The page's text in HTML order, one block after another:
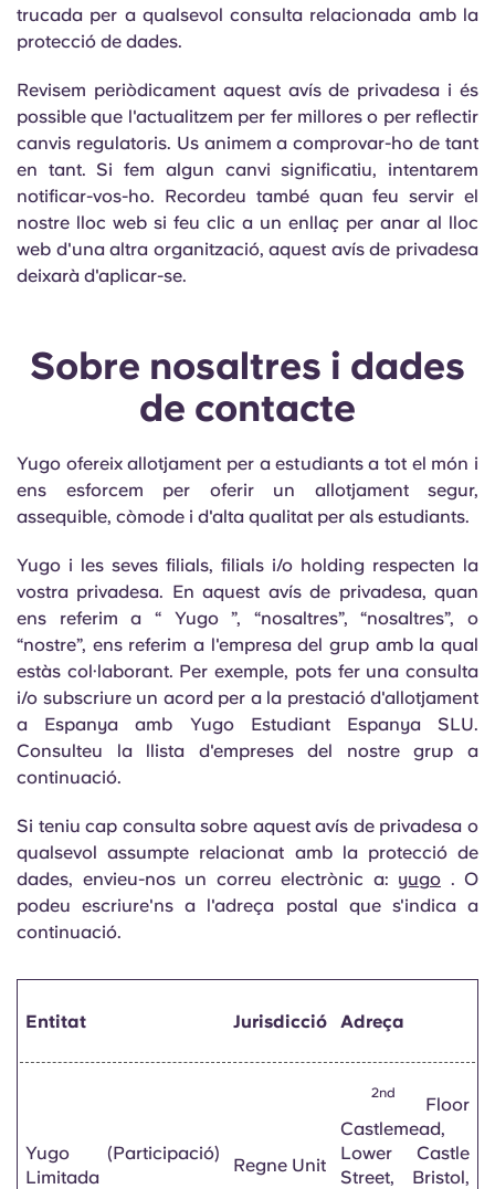
Español
Català
Deutsch
French
Portuguese
Selecciona una residència
trucada per a qualsevol consulta relacionada amb la
protecció de dades.
Revisem periòdicament aquest avís de privadesa i és
possible que l'actualitzem per fer millores o per reflectir
canvis regulatoris. Us animem a comprovar-ho de tant
en tant. Si fem algun canvi significatiu, intentarem
notificar-vos-ho. Recordeu també quan feu servir el
nostre lloc web si feu clic a un enllaç per anar al lloc
web d'una altra organització, aquest avís de privadesa
deixarà d'aplicar-se.
Sobre nosaltres i dades
de contacte
Yugo ofereix allotjament per a estudiants a tot el món i
ens esforcem per oferir un allotjament segur,
assequible, còmode i d'alta qualitat per als estudiants.
Yugo i les seves filials, filials i/o holding respecten la
vostra privadesa. En aquest avís de privadesa, quan
ens referim a “ Yugo ”, “nosaltres”, “nosaltres”, o
“nostre”, ens referim a l'empresa del grup amb la qual
estàs col·laborant. Per exemple, pots fer una consulta
i/o subscriure un acord per a la prestació d'allotjament
a Espanya amb Yugo Estudiant Espanya SLU.
Consulteu la llista d'empreses del nostre grup a
continuació.
Si teniu cap consulta sobre aquest avís de privadesa o
qualsevol assumpte relacionat amb la protecció de
dades, envieu-nos un correu electrònic a: yugo . O
podeu escriure'ns a l'adreça postal que s'indica a
continuació.
Entitat Jurisdicció Adreça
Yugo (Participació)
Limitada
Regne Unit
2nd
Floor
Castlemead,
Lower Castle
Street, Bristol,